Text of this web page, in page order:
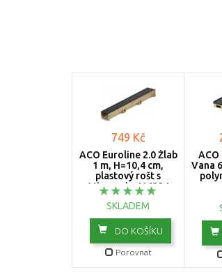
749 Kč
ACO Euroline 2.0 Žlab
1 m, H=10,4 cm,
plastový rošt s
Microgrip 416324
SKLADEM
DO KOŠÍKU
Porovnat
Vana